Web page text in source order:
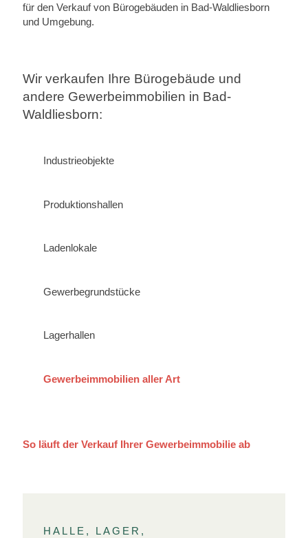
für den Verkauf von Bürogebäuden in Bad-Waldliesborn
und Umgebung.
Wir verkaufen Ihre Bürogebäude und
andere Gewerbeimmobilien in Bad-
Waldliesborn:
Industrieobjekte
Produktionshallen
Ladenlokale
Gewerbegrundstücke
Lagerhallen
Gewerbeimmobilien aller Art
So läuft der Verkauf Ihrer Gewerbeimmobilie ab
HALLE, LAGER,